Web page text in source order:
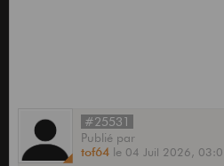
#25531
Publié par
tof64 le 04 Juil 2026,